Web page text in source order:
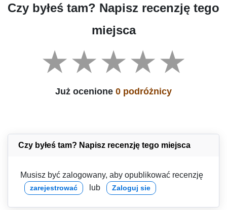
Czy byłeś tam? Napisz recenzję tego
miejsca
Już ocenione 0 podróżnicy
Czy byłeś tam? Napisz recenzję tego miejsca
Musisz być zalogowany, aby opublikować recenzję
zarejestrować lub Zaloguj sie